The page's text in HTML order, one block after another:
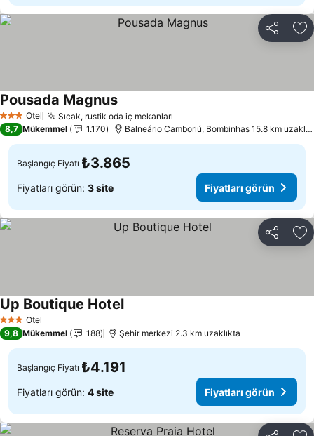
Paylaş
3 YıldızOtel Sıcak, rustik oda iç mekanları
Pousada MagnusFiyatları görün
8,7 Mükemmel 1.170 Balneário Camboriú, Bombinhas 15.8 km
Başlangıç Fiyatı ₺3.865
Fiyatları görün: 3 site Fiyatları görün
Paylaş
3 YıldızOtel
Up Boutique HotelFiyatları görün
9,8 Mükemmel 188 Şehir merkezi 2.3 km uzaklıkta
Başlangıç Fiyatı ₺4.191
Fiyatları görün: 4 site Fiyatları görün